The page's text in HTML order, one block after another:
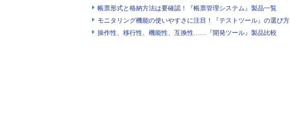
帳票形式と格納方法は要確認！『帳票管理システム』製品一覧
モニタリング機能の使いやすさに注目！『テストツール』の選び方
操作性、移行性、機能性、互換性……『開発ツール』製品比較